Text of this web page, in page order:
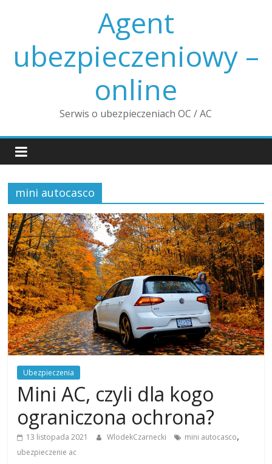
Agent
ubezpieczeniowy –
online
Serwis o ubezpieczeniach OC / AC
mini autocasco
Ubezpieczenia
Mini AC, czyli dla kogo
ograniczona ochrona?
13 listopada 2021 WlodekCzarnecki mini autocasco,
ubezpieczenie ac